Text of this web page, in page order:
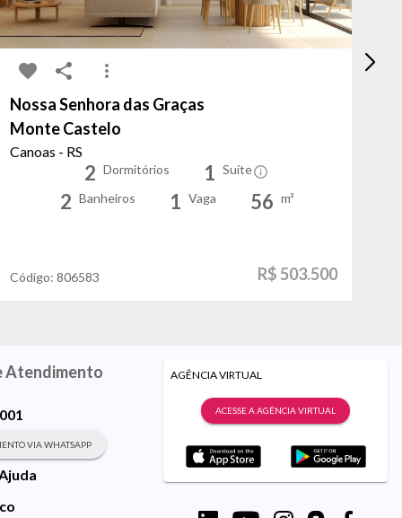
Nossa Senhora das Graças
Monte Castelo
Canoas - RS
2 Dormitórios 1 Suíte
2 Banheiros 1 Vaga 56 m²
Código: 806583 R$ 503.500
Atendimento
VIA WHATSAPP
AGÊNCIA VIRTUAL
ACESSE A AGÊNCIA VIRTUAL